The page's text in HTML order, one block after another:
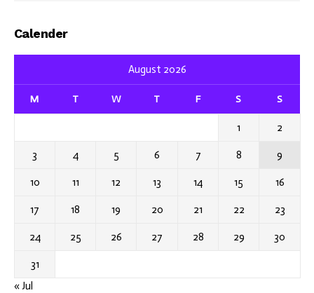
Calender
August 2026
M T W T F S S
1 2
3 4 5 6 7 8 9
10 11 12 13 14 15 16
17 18 19 20 21 22 23
24 25 26 27 28 29 30
31
« Jul